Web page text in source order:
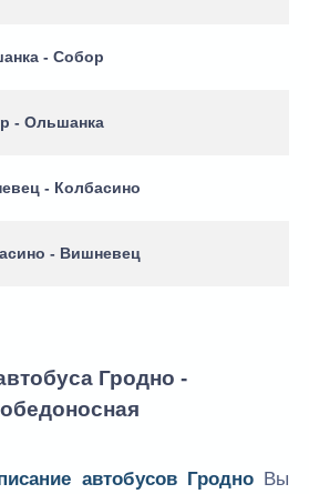
- Собор
- Ольшанка
- Колбасино
- Вишневец
Гродно -
автобусов ГродноВы